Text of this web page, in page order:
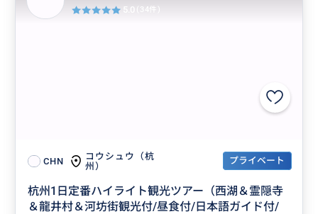
CHN
コウシュウ（杭
州）
プライベート
杭州1日定番ハイライト観光ツアー（西湖＆霊隠寺
＆龍井村＆河坊街観光付/昼食付/日本語ガイド付/
5.0 (34件)